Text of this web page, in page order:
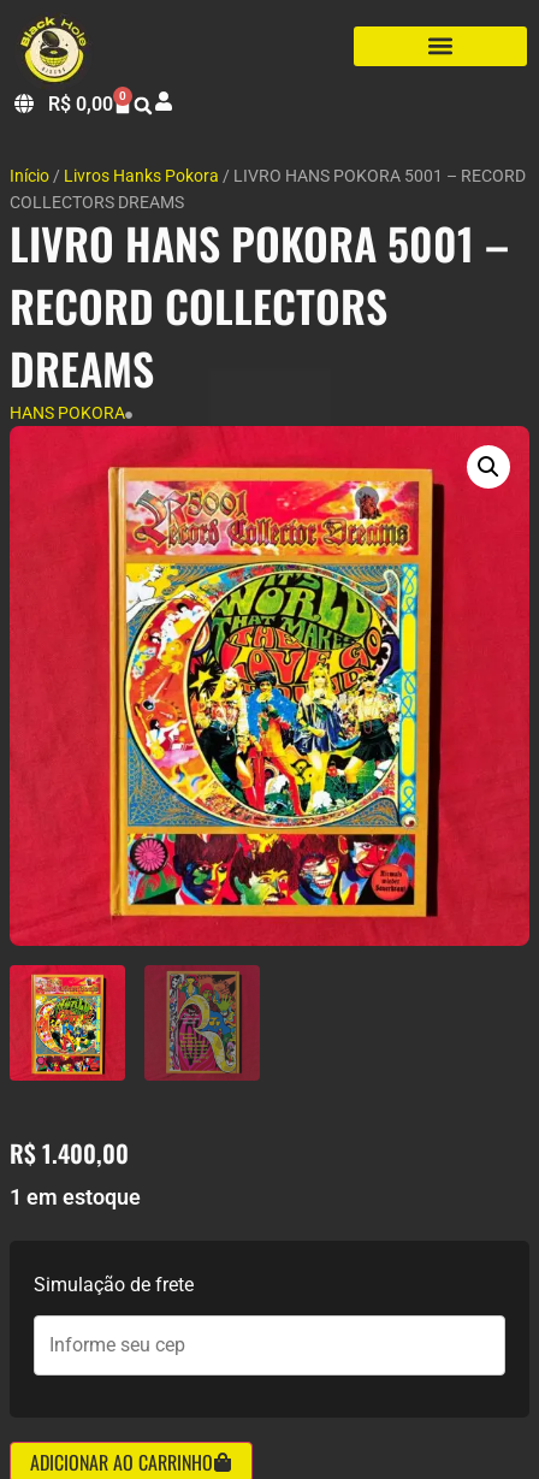
R$ 0,00 0
Início / Livros Hanks Pokora / LIVRO HANS POKORA 5001 – RECORD
COLLECTORS DREAMS
LIVRO HANS POKORA 5001 –
RECORD COLLECTORS
DREAMS
HANS POKORA
R$1.400,00
1 em estoque
Simulação de frete
ADICIONAR AO CARRINHO